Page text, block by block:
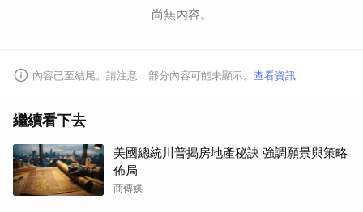
尚無內容。
內容已至結尾。請注意，部分內容可能未顯示。 查看資訊
繼續看下去
美國總統川普揭房地產秘訣 強調願景與策略
佈局
商傳媒